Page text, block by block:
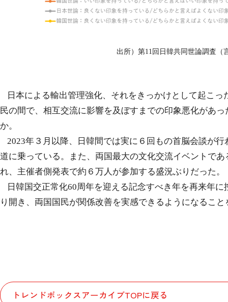
出所）第11 回日韓共同世論調査（
日本による輸出管理強化、それをきっかけとして起こ
民の間で、相互交流に影響を及ぼすまでの印象悪化があ
か。
2023年３月以降、日韓間では実に６回もの首脳会談が
道に乗っている。また、両国最大の文化交流イベントで
れ、主催者側発表で約６万人が参加する盛況ぶりだった。
日韓国交正常化60周年を迎える記念すべき年を再来年
り開き、両国国民が関係改善を実感できるようになるこ
トレンドボックスアーカイブTOPに戻る